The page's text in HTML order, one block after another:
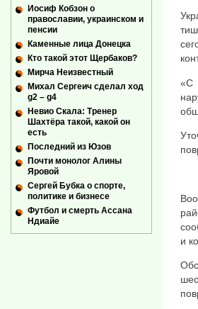
«С
и
Иосиф Кобзон о
православии, украинском и
пенсии
Каменные лица Донецка
Кто такой этот Щербаков?
Мирча Неизвестный
Михал Сергеич сделал ход
g2 – g4
Невио Скала: Тренер
Шахтёра такой, какой он
есть
Последний из Юзов
Почти монолог Алины
Яровой
Сергей Бубка о спорте,
политике и бизнесе
Футбол и смерть Ассана
Ндиайе